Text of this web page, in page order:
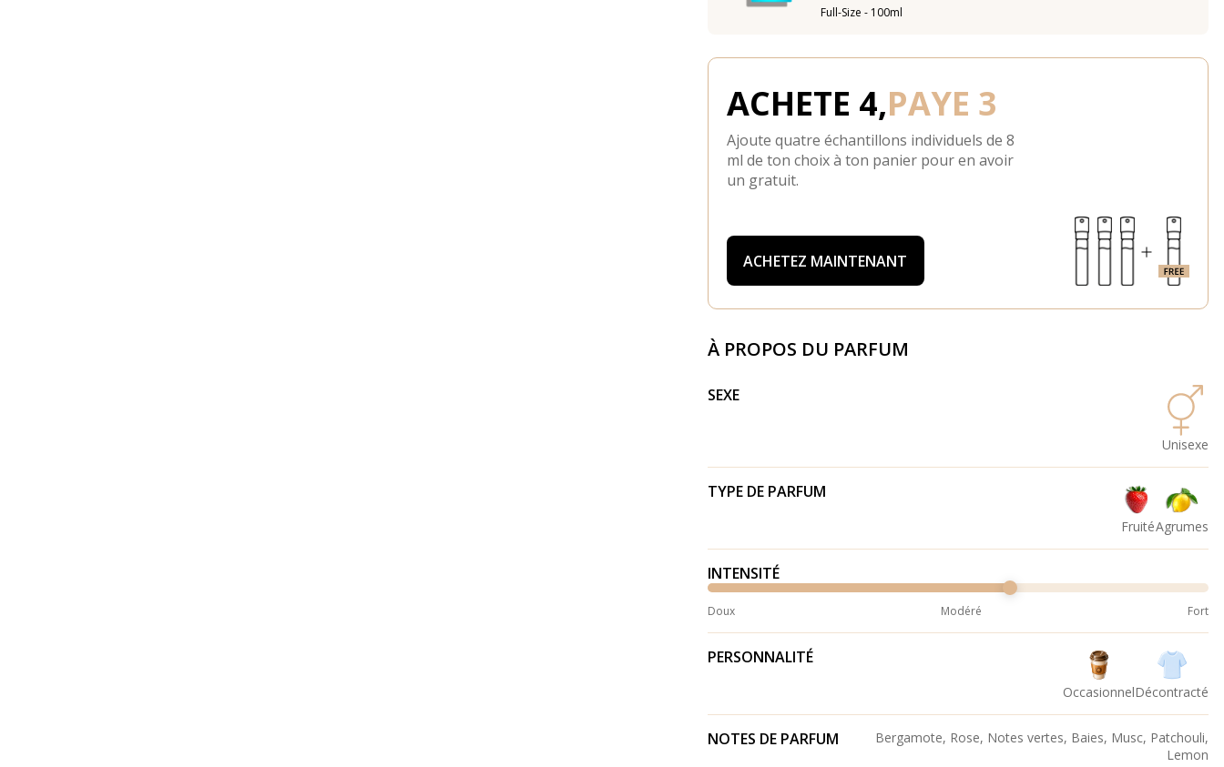
Full-Size - 100ml
ACHETE 4,PAYE 3
Ajoute quatre échantillons individuels de 8
ml de ton choix à ton panier pour en avoir
un gratuit.
ACHETEZ MAINTENANT
À PROPOS DU PARFUM
SEXE
Unisexe
TYPE DE PARFUM
FruitéAgrumes
INTENSITÉ
Doux Modéré Fort
PERSONNALITÉ
OccasionnelDécontracté
NOTES DE PARFUM
Bergamote, Rose, Notes vertes, Baies, Musc, Patchouli,
Lemon